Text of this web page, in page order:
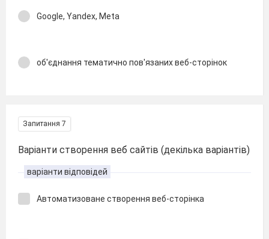
Google, Yandex, Meta
об'єднання тематично пов'язаних веб-сторінок
Запитання 7
Варіанти створення веб сайтів (декілька варіантів)
варіанти відповідей
Автоматизоване створення веб-сторінка